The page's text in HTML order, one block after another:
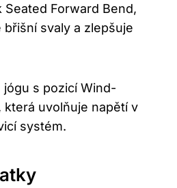
Seated Forward Bend,
svaly a zlepšuje
s ⁢pozicí Wind-
která uvolňuje napětí ​v
systém.